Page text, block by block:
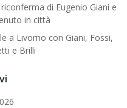
di Eugenio Giani e
in città
a Livorno con Giani, Fossi,
e Brilli